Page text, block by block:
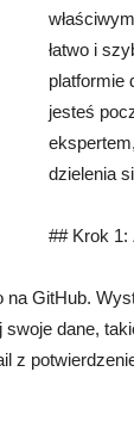
łatwo i
platformie
jesteś
dzielenia
## Krok 1:
GitHub.
dane,
z